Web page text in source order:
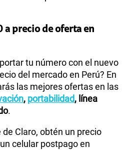
precio de oferta en
tu número con el nuevo
del mercado en Perú? En
las mejores ofertas en las
, portabilidad, línea
.
Claro, obtén un precio
celular postpago en